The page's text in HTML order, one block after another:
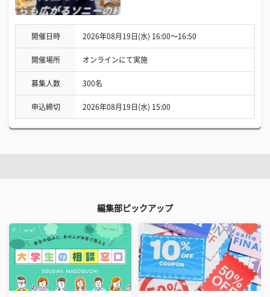
開催日時 2026年08月19日(水) 16:00〜16:50
開催場所 オンラインにて実施
募集人数 300名
申込締切 2026年08月19日(水) 15:00
編集部ピックアップ